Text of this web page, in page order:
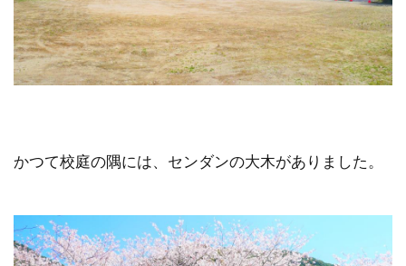
かつて校庭の隅には、センダンの大木がありました。